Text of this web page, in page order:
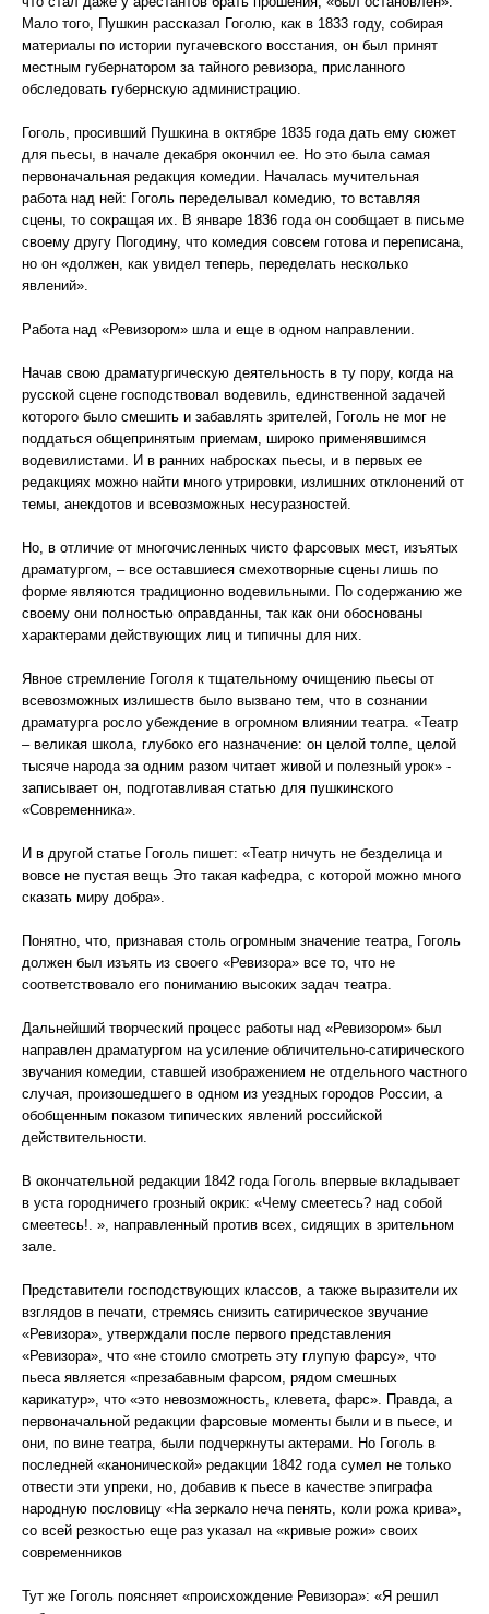
Мало того, Пушкин рассказал Гоголю, как в 1833 году, собирая
материалы по истории пугачевского восстания, он был принят
местным губернатором за тайного ревизора, присланного
обследовать губернскую администрацию.
Гоголь, просивший Пушкина в октябре 1835 года дать ему сюжет
для пьесы, в начале декабря окончил ее. Но это была самая
первоначальная редакция комедии. Началась мучительная
работа над ней: Гоголь переделывал комедию, то вставляя
сцены, то сокращая их. В январе 1836 года он сообщает в письме
своему другу Погодину, что комедия совсем готова и переписана,
но он «должен, как увидел теперь, переделать несколько
явлений».
Работа над «Ревизором» шла и еще в одном направлении.
Начав свою драматургическую деятельность в ту пору, когда на
русской сцене господствовал водевиль, единственной задачей
которого было смешить и забавлять зрителей, Гоголь не мог не
поддаться общепринятым приемам, широко применявшимся
водевилистами. И в ранних набросках пьесы, и в первых ее
редакциях можно найти много утрировки, излишних отклонений от
темы, анекдотов и всевозможных несуразностей.
Но, в отличие от многочисленных чисто фарсовых мест, изъятых
драматургом, – все оставшиеся смехотворные сцены лишь по
форме являются традиционно водевильными. По содержанию же
своему они полностью оправданны, так как они обоснованы
характерами действующих лиц и типичны для них.
Явное стремление Гоголя к тщательному очищению пьесы от
всевозможных излишеств было вызвано тем, что в сознании
драматурга росло убеждение в огромном влиянии театра. «Театр
– великая школа, глубоко его назначение: он целой толпе, целой
тысяче народа за одним разом читает живой и полезный урок» -
записывает он, подготавливая статью для пушкинского
«Современника».
И в другой статье Гоголь пишет: «Театр ничуть не безделица и
вовсе не пустая вещь Это такая кафедра, с которой можно много
сказать миру добра».
Понятно, что, признавая столь огромным значение театра, Гоголь
должен был изъять из своего «Ревизора» все то, что не
соответствовало его пониманию высоких задач театра.
Дальнейший творческий процесс работы над «Ревизором» был
направлен драматургом на усиление обличительно-сатирического
звучания комедии, ставшей изображением не отдельного частного
случая, произошедшего в одном из уездных городов России, а
обобщенным показом типических явлений российской
действительности.
В окончательной редакции 1842 года Гоголь впервые вкладывает
в уста городничего грозный окрик: «Чему смеетесь? над собой
смеетесь!. », направленный против всех, сидящих в зрительном
зале.
Представители господствующих классов, а также выразители их
взглядов в печати, стремясь снизить сатирическое звучание
«Ревизора», утверждали после первого представления
«Ревизора», что «не стоило смотреть эту глупую фарсу», что
пьеса является «презабавным фарсом, рядом смешных
карикатур», что «это невозможность, клевета, фарс». Правда, а
первоначальной редакции фарсовые моменты были и в пьесе, и
они, по вине театра, были подчеркнуты актерами. Но Гоголь в
последней «канонической» редакции 1842 года сумел не только
отвести эти упреки, но, добавив к пьесе в качестве эпиграфа
народную пословицу «На зеркало неча пенять, коли рожа крива»,
со всей резкостью еще раз указал на «кривые рожи» своих
современников
Тут же Гоголь поясняет «происхождение Ревизора»: «Я решил